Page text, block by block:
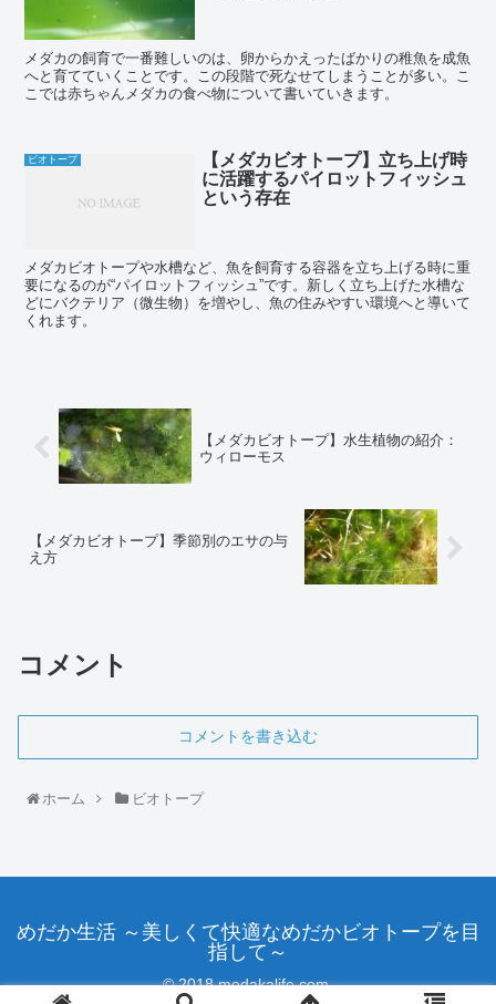
メダカの飼育で一番難しいのは、卵からかえったばかりの稚魚を成魚
へと育てていくことです。この段階で死なせてしまうことが多い。こ
こでは赤ちゃんメダカの食べ物について書いていきます。
ビオトープ
【メダカビオトープ】立ち上げ時
に活躍するパイロットフィッシュ
という存在
メダカビオトープや水槽など、魚を飼育する容器を立ち上げる時に重
要になるのが“パイロットフィッシュ”です。新しく立ち上げた水槽な
どにバクテリア（微生物）を増やし、魚の住みやすい環境へと導いて
くれます。
【メダカビオトープ】水生植物の紹介：
ウィローモス
【メダカビオトープ】季節別のエサの与
え方
コメント
コメントを書き込む
ホーム ビオトープ
めだか生活 ～美しくて快適なめだかビオトープを目
指して～
© 2018 medakalife.com.